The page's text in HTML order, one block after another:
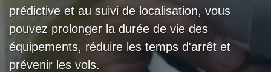
prédictive et au suivi de localisation, vous
pouvez prolonger la durée de vie des
équipements, réduire les temps d'arrêt et
prévenir les vols.